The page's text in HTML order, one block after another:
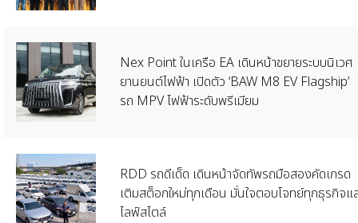
Nex Point ในเครือ EA เดินหน้าขยายระบบนิเวศ
ยานยนต์ไฟฟ้า เปิดตัว ‘BAW M8 EV Flagship’
รถ MPV ไฟฟ้าระดับพรีเมียม
RDD รถดีเด็ด เดินหน้าจัดทัพรถมือสองคัดเกรด
เติมสต็อกใหม่ทุกเดือน มั่นใจตอบโจทย์ทุกธุรกิจแ
ไลฟ์สไตล์